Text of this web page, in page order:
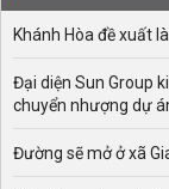
Khánh Hòa đề xuất
Đại diện Sun Group
chuyển nhượng dự
Đường sẽ mở ở xã